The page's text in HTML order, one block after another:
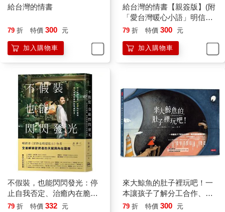
我是被軟禁嗎？其實完全不是，我每個週末都一定會出去玩，有
時候連平日也會給自己來個小旅行。但我還是好想台灣，為什麼
呢？有人說我是地縛靈（日本傳說中，因為對某個地方有強烈情
我習慣寫作的咖啡廳在國小母校附近、也時常經過國中高中母
校；我知道某個街角十五年前是什麼樣子，然後用當時的店名和
地標跟家人溝通。去拿包裹的時候、兵荒馬亂的早晨、在冒出燒
焦味乘客紛紛下車的公車上，都會碰到小時候同學那種地縛靈。
在夕陽下看到黃昏市場大哥大姐準備開店的樣子時、在充滿木頭
香味的古蹟裡看書時、在路上被第五百次問路時、或在便利商店
取貨付款時，我生活中有無數個這種小小的奇蹟時刻，每一個時
刻都讓我全身充滿「這就是台灣啊，太幸福了」的感覺。
這樣的愛，或許也有點感染力。過去兩年來，雖然日幣貶值讓國
外旅遊對日本人來說並不便宜，但我的日本讀者有好多都來到台
灣。無論是自助或跟團，他們大多是第一次到訪台灣，「想看看
Jill的國家」他們這樣說。除了日本讀者之外，來自美國、泰國、
越南、新加坡、保加利亞的朋友，都在疫情解封後來台灣旅行。
旅行結束之後，每個人都說「台灣太好玩了，我一定會再回
來」。日本讀者甚至有人回去後馬上開始約大學同學和同事，規
給台灣的情書
79 折 特價 300 元
加入購物車
給台灣的情書【親簽版】(附
「愛台灣暖心小語」明信片
組)
79 折 特價 300 元
加入購物車
不假裝，也能閃閃發光：停
止自我否定、治癒內在脆
弱，擁抱成就和讚美的幸福
79 折 特價 332 元
來大鯨魚的肚子裡玩吧！一
本讓孩子了解分工合作、勇
於面對難題的書！
79 折 特價 300 元